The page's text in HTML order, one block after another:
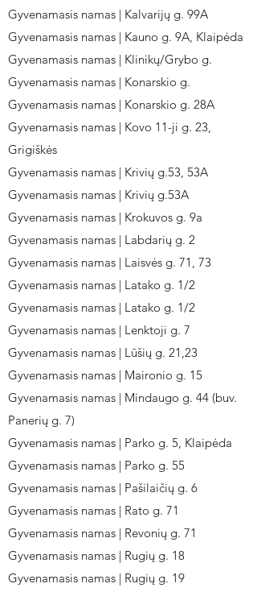
Gyvenamasis namas | Kalvarijų g. 99A
Gyvenamasis namas | Kauno g. 9A, Klaipėda
Gyvenamasis namas | Klinikų/Grybo g.
Gyvenamasis namas | Konarskio g.
Gyvenamasis namas | Konarskio g. 28A
Gyvenamasis namas | Kovo 11-ji g. 23,
Grigiškės
Gyvenamasis namas | Krivių g.53, 53A
Gyvenamasis namas | Krivių g.53A
Gyvenamasis namas | Krokuvos g. 9a
Gyvenamasis namas | Labdarių g. 2
Gyvenamasis namas | Laisvės g. 71, 73
Gyvenamasis namas | Latako g. 1/2
Gyvenamasis namas | Latako g. 1/2
Gyvenamasis namas | Lenktoji g. 7
Gyvenamasis namas | Lūšių g. 21,23
Gyvenamasis namas | Maironio g. 15
Gyvenamasis namas | Mindaugo g. 44 (buv.
Panerių g. 7)
Gyvenamasis namas | Parko g. 5, Klaipėda
Gyvenamasis namas | Parko g. 55
Gyvenamasis namas | Pašilaičių g. 6
Gyvenamasis namas | Rato g. 71
Gyvenamasis namas | Revonių g. 71
Gyvenamasis namas | Rugių g. 18
Gyvenamasis namas | Rugių g. 19